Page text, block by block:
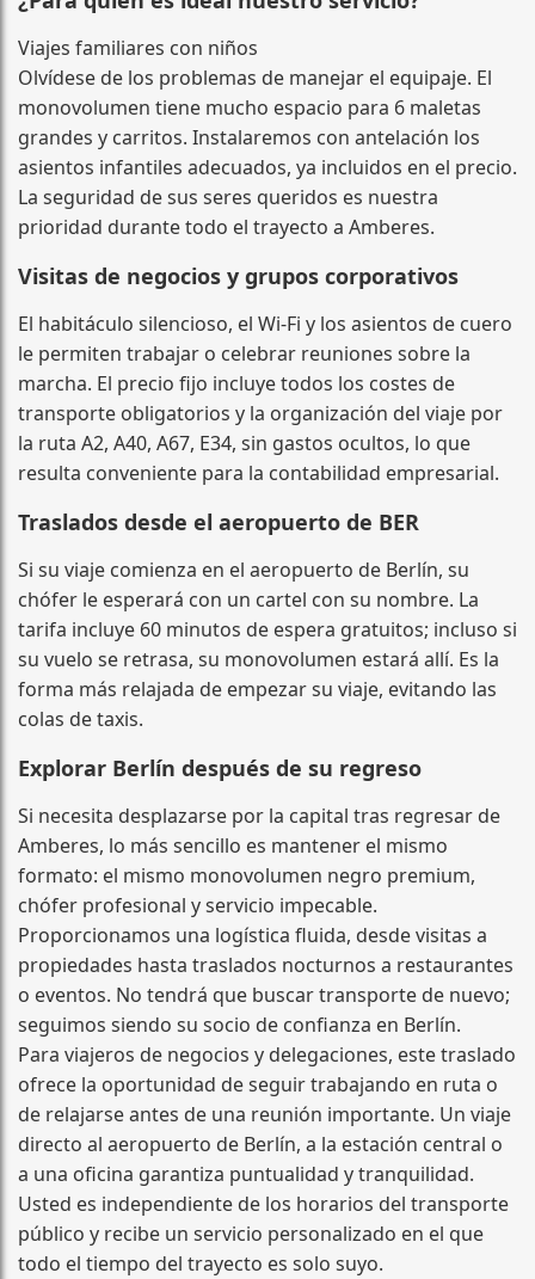
Viajes familiares con niños
Olvídese de los problemas de manejar el equipaje. El
monovolumen tiene mucho espacio para 6 maletas
grandes y carritos. Instalaremos con antelación los
asientos infantiles adecuados, ya incluidos en el precio.
La seguridad de sus seres queridos es nuestra
prioridad durante todo el trayecto a Amberes.
Visitas de negocios y grupos corporativos
El habitáculo silencioso, el Wi‑Fi y los asientos de cuero
le permiten trabajar o celebrar reuniones sobre la
marcha. El precio fijo incluye todos los costes de
transporte obligatorios y la organización del viaje por
la ruta A2, A40, A67, E34, sin gastos ocultos, lo que
resulta conveniente para la contabilidad empresarial.
Traslados desde el aeropuerto de BER
Si su viaje comienza en el aeropuerto de Berlín, su
chófer le esperará con un cartel con su nombre. La
tarifa incluye 60 minutos de espera gratuitos; incluso si
su vuelo se retrasa, su monovolumen estará allí. Es la
forma más relajada de empezar su viaje, evitando las
colas de taxis.
Explorar Berlín después de su regreso
Si necesita desplazarse por la capital tras regresar de
Amberes, lo más sencillo es mantener el mismo
formato: el mismo monovolumen negro premium,
chófer profesional y servicio impecable.
Proporcionamos una logística fluida, desde visitas a
propiedades hasta traslados nocturnos a restaurantes
o eventos. No tendrá que buscar transporte de nuevo;
seguimos siendo su socio de confianza en Berlín.
Para viajeros de negocios y delegaciones, este traslado
ofrece la oportunidad de seguir trabajando en ruta o
de relajarse antes de una reunión importante. Un viaje
directo al aeropuerto de Berlín, a la estación central o
a una oficina garantiza puntualidad y tranquilidad.
Usted es independiente de los horarios del transporte
público y recibe un servicio personalizado en el que
todo el tiempo del trayecto es solo suyo.